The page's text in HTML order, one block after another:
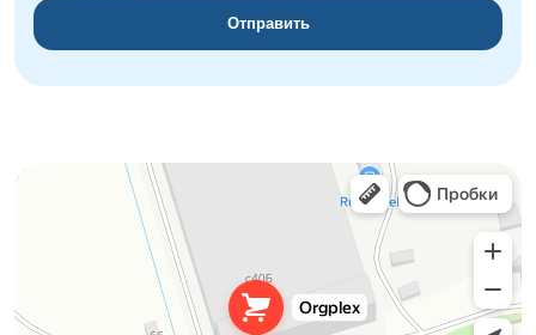
Отправить
Orgplex
Оргстекло, поликарбонат в Лыткарине
Торговое оборудование в Лыткарине